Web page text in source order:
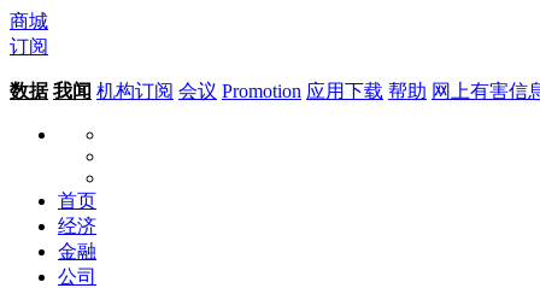
商城
订阅
数据 我闻 机构订阅 会议 Promotion 应用下载 帮助 网上有害信
首页
经济
金融
公司